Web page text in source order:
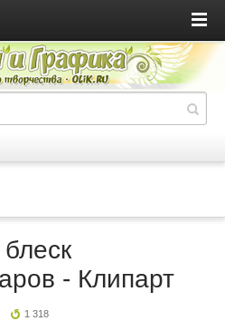
- Клипарт
1 318